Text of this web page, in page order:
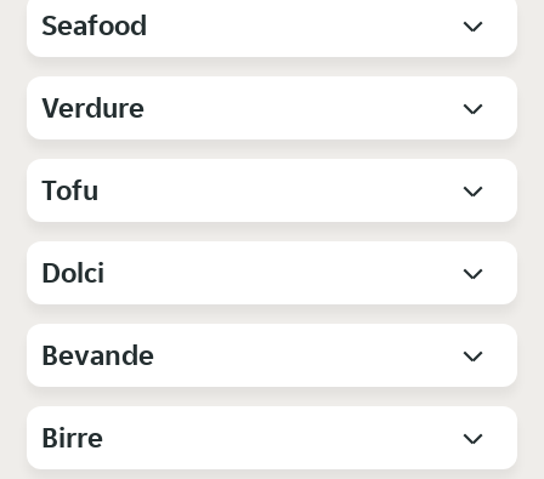
Seafood
Verdure
Tofu
Dolci
Bevande
Birre